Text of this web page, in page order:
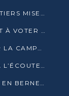
BASSIN DU CONGO : LES ÉTATS FORESTIERS MISENT SUR LES MARCHÉS CARBONE
LES SAGES DE MOUYONDZI APPELLENT À VOTER DENIS SASSOU-NGUESSO
LE CLUB 2002-PUR SE MOBILISE POUR LA CAMPAGNE
JOSEPH KIGNOUMBI KIA MBOUNGOU À L’ÉCOUTE DE TALANGAÏ
DÉCÈS DE FIRMIN AYESSA : DRAPEAUX EN BERNE LUNDI